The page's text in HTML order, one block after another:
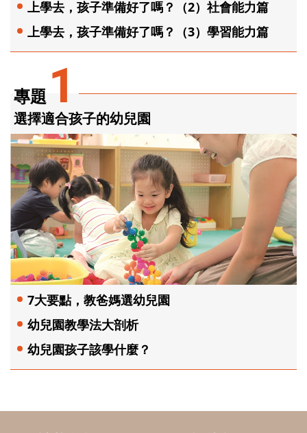
專題 1
選擇適合孩子的幼兒園
7大要點，教爸媽選幼兒園
幼兒園教學法大剖析
幼兒園孩子該學什麼？
上學去，孩子準備好了嗎？（2）社會能力篇
上學去，孩子準備好了嗎？（3）學習能力篇